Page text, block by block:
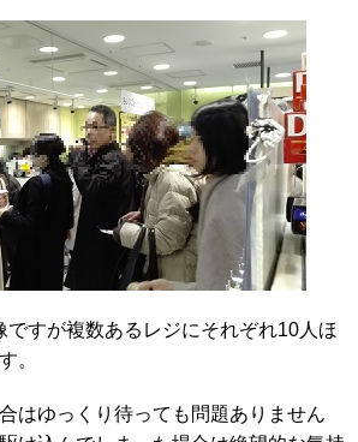
ですが複数あるレジにそれぞれ10人ほ
。
はゆっくり待っても問題ありません